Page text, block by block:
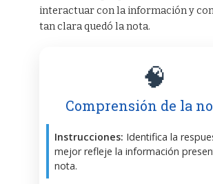
interactuar con la información y
tan clara quedó la nota.
🧠
Comprensión de la
Instrucciones: Identifica la
mejor refleje la información
nota.